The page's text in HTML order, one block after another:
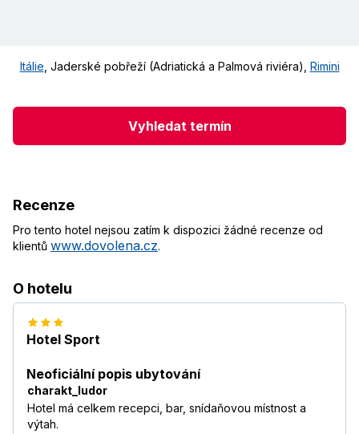
Itálie Jaderské pobřeží (Adriatická a Palmová riviéra) Rimini
Vyhledat termín
Recenze
Pro tento hotel nejsou zatím k dispozici žádné recenze od
klientů www.dovolena.cz.
O hotelu
Hotel Sport
Neoficiální popis ubytování
charakt_ludor
Hotel má celkem recepci, bar, snídaňovou místnost a
výtah.